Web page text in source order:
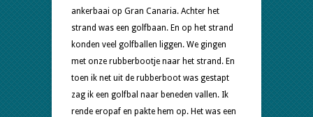
ankerbaai op Gran Canaria. Achter het
strand was een golfbaan. En op het strand
konden veel golfballen liggen. We gingen
met onze rubberbootje naar het strand. En
toen ik net uit de rubberboot was gestapt
zag ik een golfbal naar beneden vallen. Ik
rende eropaf en pakte hem op. Het was een